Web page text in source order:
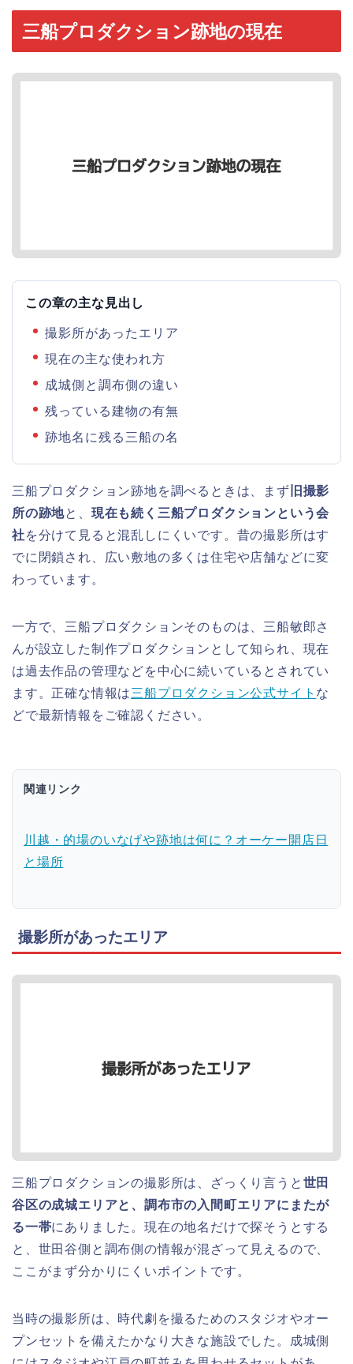
三船プロダクション跡地の現在
この章の主な見出し
撮影所があったエリア
現在の主な使われ方
成城側と調布側の違い
残っている建物の有無
跡地名に残る三船の名
三船プロダクション跡地を調べるときは、まず 旧撮影
所の跡地と、 現在も続く三船プロダクションという会
社を分けて見ると混乱しにくいです。昔の撮影所はす
でに閉鎖され、広い敷地の多くは住宅や店舗などに変
わっています。
一方で、三船プロダクションそのものは、三船敏郎さ
んが設立した制作プロダクションとして知られ、現在
は過去作品の管理などを中心に続いているとされてい
ます。正確な情報は三船プロダクション公式サイト な
どで最新情報をご確認ください。
関連リンク
川越・的場のいなげや跡地は何に？オーケー開店日
と場所
撮影所があったエリア
三船プロダクションの撮影所は、ざっくり言うと 世田
谷区の成城エリアと、調布市の入間町エリアにまたが
る一帯にありました。現在の地名だけで探そうとする
と、世田谷側と調布側の情報が混ざって見えるので、
ここがまず分かりにくいポイントです。
当時の撮影所は、時代劇を撮るためのスタジオやオー
プンセットを備えたかなり大きな施設でした。成城側